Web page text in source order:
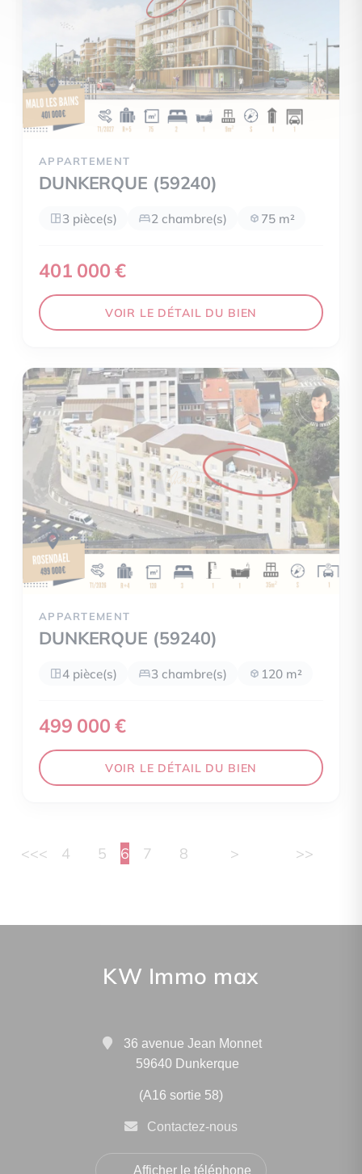
APPARTEMENT
DUNKERQUE (59240)
3 pièce(s) 2 chambre(s) 75 m²
401 000 €
VOIR LE DÉTAIL DU BIEN
APPARTEMENT
DUNKERQUE (59240)
4 pièce(s) 3 chambre(s) 120 m²
499 000 €
VOIR LE DÉTAIL DU BIEN
<<< 4 5 6 7 8 > >>
KW Immo max
36 avenue Jean Monnet
59640 Dunkerque
(A16 sortie 58)
Contactez-nous
Afficher le téléphone